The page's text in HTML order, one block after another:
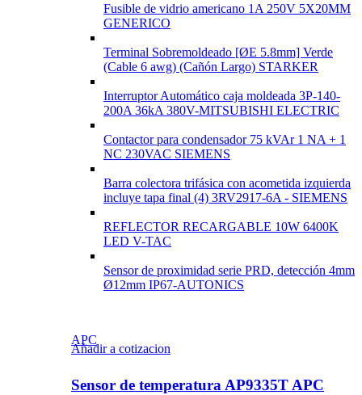
Fusible de vidrio americano 1A 250V 5X20MM
GENERICO
Terminal Sobremoldeado [ØE 5.8mm] Verde
(Cable 6 awg) (Cañón Largo) STARKER
Interruptor Automático caja moldeada 3P-140-
200A 36kA 380V-MITSUBISHI ELECTRIC
Contactor para condensador 75 kVAr 1 NA + 1
NC 230VAC SIEMENS
Barra colectora trifásica con acometida izquierda
incluye tapa final (4) 3RV2917-6A - SIEMENS
REFLECTOR RECARGABLE 10W 6400K
LED V-TAC
Sensor de proximidad serie PRD, detección 4mm
Ø12mm IP67-AUTONICS
APC
Añadir a cotizacion
Sensor de temperatura AP9335T APC